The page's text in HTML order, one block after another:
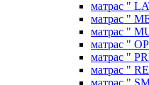
матрас "
матрас "
матрас "
матрас "
матрас "
матрас "